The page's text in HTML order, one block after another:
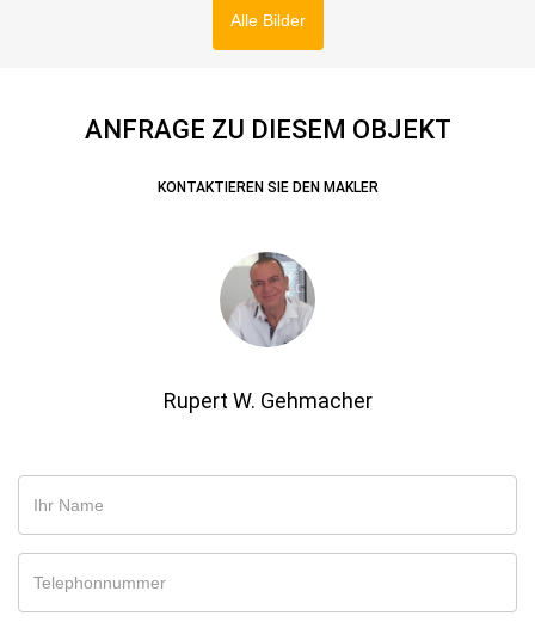
Alle Bilder
ANFRAGE ZU DIESEM OBJEKT
KONTAKTIEREN SIE DEN MAKLER
Rupert W. Gehmacher